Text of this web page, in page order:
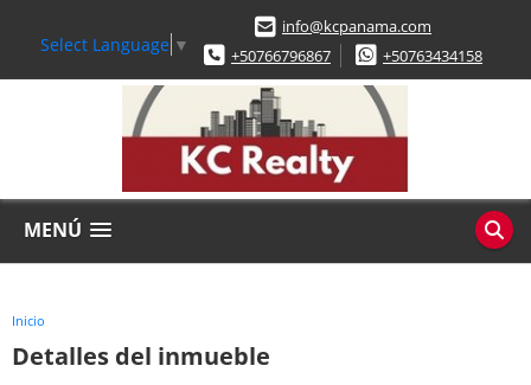
Select Language ▼
info@kcpanama.com
+50766796867
+50763434158
MENÚ
Inicio
Detalles del inmueble